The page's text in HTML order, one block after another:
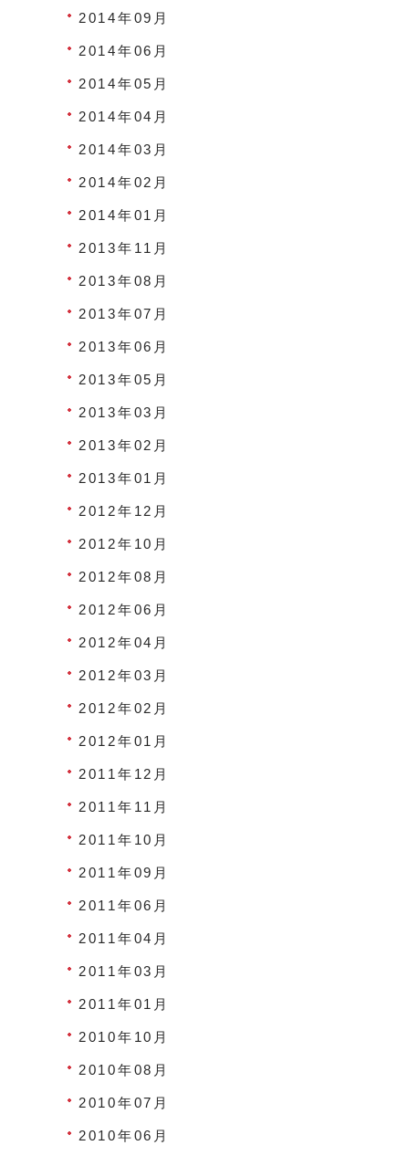
2014年09月
2014年06月
2014年05月
2014年04月
2014年03月
2014年02月
2014年01月
2013年11月
2013年08月
2013年07月
2013年06月
2013年05月
2013年03月
2013年02月
2013年01月
2012年12月
2012年10月
2012年08月
2012年06月
2012年04月
2012年03月
2012年02月
2012年01月
2011年12月
2011年11月
2011年10月
2011年09月
2011年06月
2011年04月
2011年03月
2011年01月
2010年10月
2010年08月
2010年07月
2010年06月